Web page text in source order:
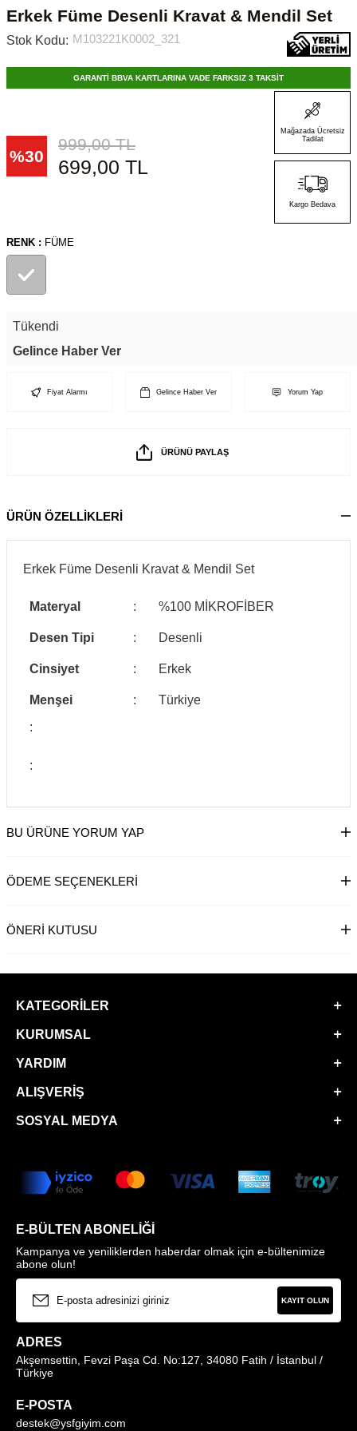
Erkek Füme Desenli Kravat & Mendil Set
Stok Kodu: M103221K0002_321
GARANTİ BBVA KARTLARINA VADE FARKSIZ 3 TAKSİT
%30
999,00TL
699,00 TL
Mağazada Ücretsiz
Tadilat
Kargo Bedava
RENK : FÜME
Tükendi
Gelince Haber Ver
Fiyat Alarmı Gelince Haber Ver Yorum Yap
ÜRÜNÜ PAYLAŞ
ÜRÜN ÖZELLİKLERİ
Erkek Füme Desenli Kravat & Mendil Set
Materyal : %100 MİKROFİBER
Desen Tipi : Desenli
Cinsiyet : Erkek
Menşei :
Türkiye
:
:
BU ÜRÜNE YORUM YAP
ÖDEME SEÇENEKLERI
ÖNERI KUTUSU
KATEGORILER
KURUMSAL
YARDIM
ALIŞVERIŞ
SOSYAL MEDYA
E-BÜLTEN ABONELIĞI
Kampanya ve yeniliklerden haberdar olmak için e-bültenimize
abone olun!
KAYIT OLUN
ADRES
Akşemsettin, Fevzi Paşa Cd. No:127, 34080 Fatih / İstanbul /
Türkiye
E-POSTA
destek@ysfgiyim.com